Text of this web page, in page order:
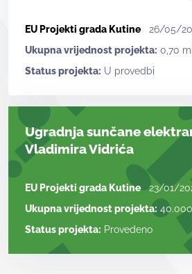
EU Projekti grada Kutine
26/05/
Ukupna vrijednost projekta: 0,70
Status projekta: U provedbi
Ugradnja sunčane
Vladimira Vidrića
EU Projekti grada Kutine
23/01/
Ukupna vrijednost projekta:
Status projekta: Provedeno